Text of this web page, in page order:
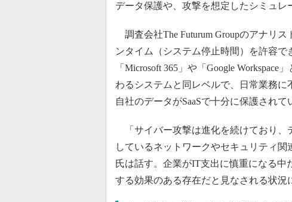
データ保護や、攻撃を想定したシミュレ
調査会社The Futurum Groupのアナリ
ンタイム（システム停止時間）を許容で
「Microsoft 365」や「Google
わるシステムと同レベルで、日常業務に
自社のデータがSaaSで十分に保護され
「サイバー攻撃は進化を続けており、
しているネットワークやセキュリティ
氏は話す。企業がIT支出に慎重になる
する効果のある存在だと見なされる状況